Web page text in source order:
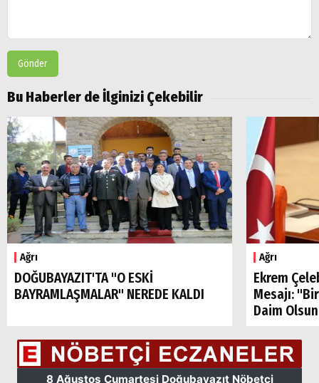
Gönder
Bu Haberler de İlginizi Çekebilir
Ağrı
DOĞUBAYAZIT'TA "O ESKİ
BAYRAMLAŞMALAR" NEREDE KALDI
Ağrı
Ekrem
Mesajı:
Daim
Arama
Popüler
Aramalar:
Ağrı
Doğubayazıt